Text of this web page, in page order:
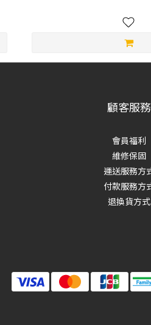
顧客服務
會員福利
維修保固
運送服務方
付款服務方
退換貨方式